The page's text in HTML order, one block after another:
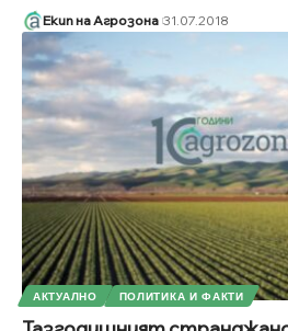
Екип на Агрозона 31.07.2018
АКТУАЛНО ПОЛИТИКА И ФАКТИ